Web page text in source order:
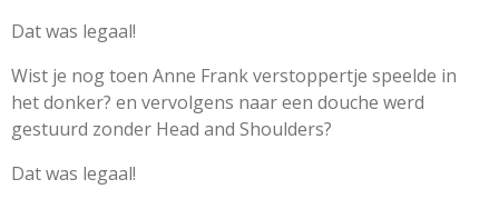
Dat was legaal!
Wist je nog toen Anne Frank verstoppertje speelde in
het donker? en vervolgens naar een douche werd
gestuurd zonder Head and Shoulders?
Dat was legaal!